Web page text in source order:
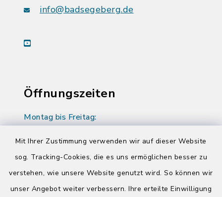
Mit Ihrer Zustimmung verwenden wir auf dieser Website
sog. Tracking-Cookies, die es uns ermöglichen besser zu
verstehen, wie unsere Website genutzt wird. So können wir
unser Angebot weiter verbessern. Ihre erteilte Einwilligung
info@badsegeberg.de
youtube
Öffnungszeiten
Montag bis Freitag:
Donnerstag zusätzlich:
14:00-17:00 Uhr